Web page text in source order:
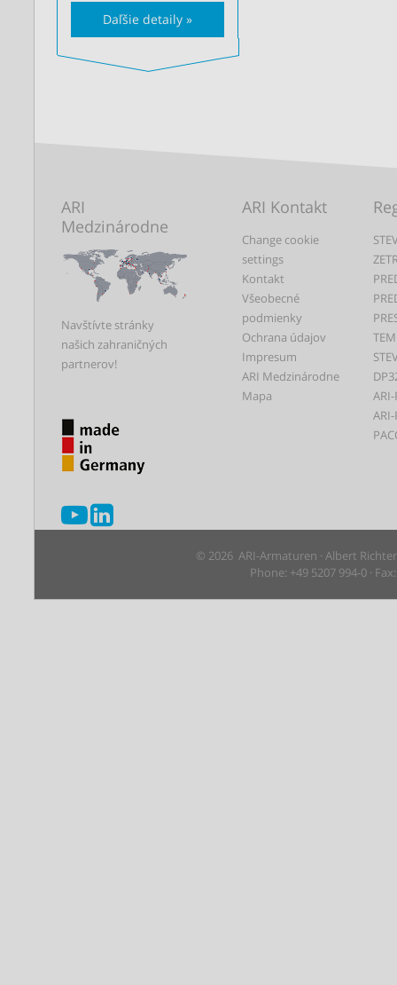
Daľšie detaily »
ARI
Medzinárodne
Navštívte stránky
našich zahraničných
partnerov!
ARI Kontakt
Change cookie
settings
Kontakt
Všeobecné
podmienky
Ochrana údajov
Impresum
ARI Medzinárodne
Mapa
© 2026 ARI-Armaturen · Albert
Phone: +49 5207 994-0 ·